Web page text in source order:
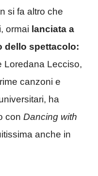
si fa altro che
ormai lanciata a
dello spettacolo:
Loredana Lecciso,
canzoni e
ha
con Dancing with
anche in